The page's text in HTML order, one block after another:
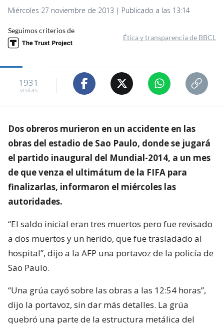
Miércoles 27 noviembre de 2013 | Publicado a las 13:14
Seguimos criterios de
Ética y transparencia de BBCL
1931
visitas
Dos obreros murieron en un accidente en las
obras del estadio de Sao Paulo, donde se jugará
el partido inaugural del Mundial-2014, a un mes
de que venza el ultimátum de la FIFA para
finalizarlas, informaron el miércoles las
autoridades.
“El saldo inicial eran tres muertos pero fue revisado
a dos muertos y un herido, que fue trasladado al
hospital”, dijo a la AFP una portavoz de la policía de
Sao Paulo.
“Una grúa cayó sobre las obras a las 12:54 horas”,
dijo la portavoz, sin dar más detalles. La grúa
quebró una parte de la estructura metálica del